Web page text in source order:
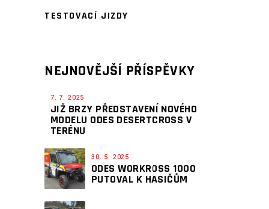
TESTOVACÍ JIZDY
NEJNOVĚJŠÍ PŘÍSPĚVKY
7. 7. 2025
JIŽ BRZY PŘEDSTAVENÍ NOVÉHO
MODELU ODES DESERTCROSS V
TERÉNU
30. 5. 2025
ODES WORKROSS 1000
PUTOVAL K HASIČŮM